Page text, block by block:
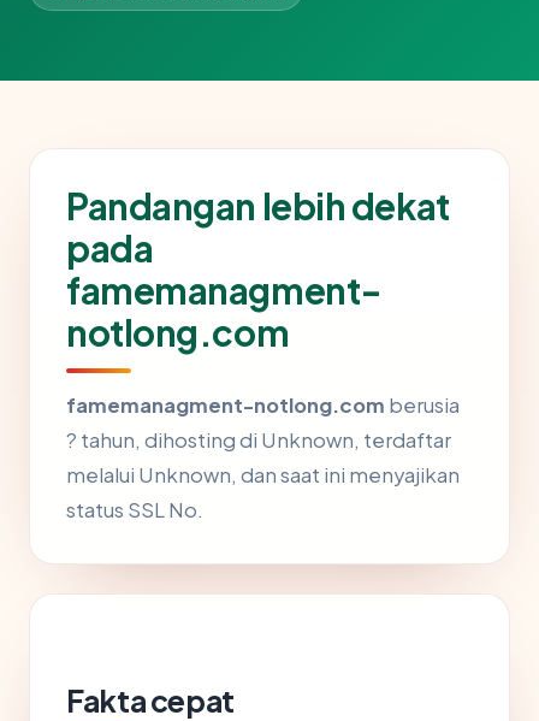
Pandangan lebih dekat
pada
famemanagment-
notlong.com
famemanagment-notlong.com berusia
? tahun, dihosting di Unknown, terdaftar
melalui Unknown, dan saat ini menyajikan
status SSL No.
Fakta cepat